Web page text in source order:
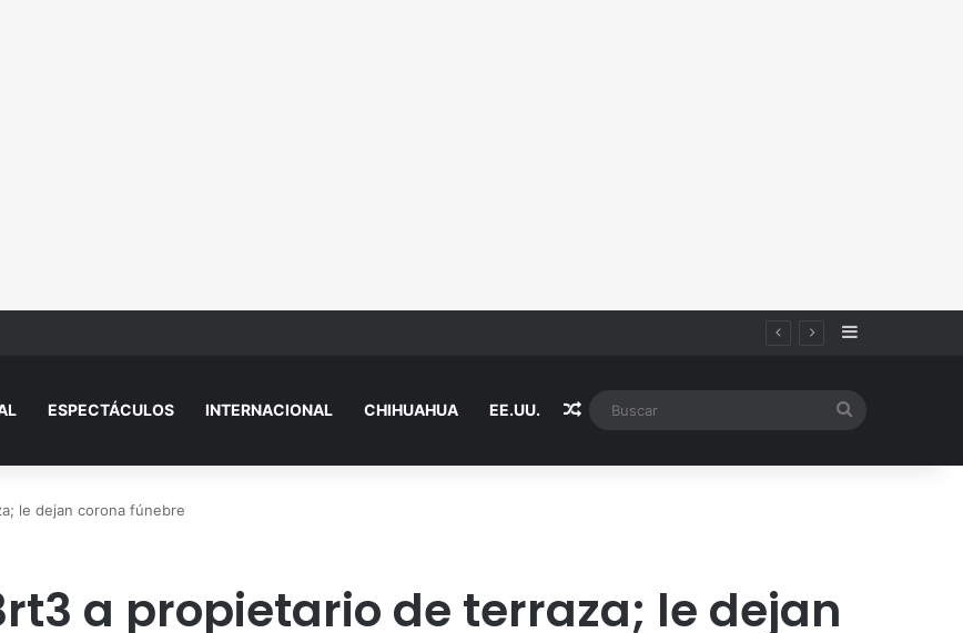
por qué sacó a Aristegui y Solórzano de TV Azteca Sidebar
ESPECTÁCULOS INTERNACIONAL CHIHUAHUA EE.UU. Random Article
le dejan corona fúnebre
a propietario de terraza; le dejan